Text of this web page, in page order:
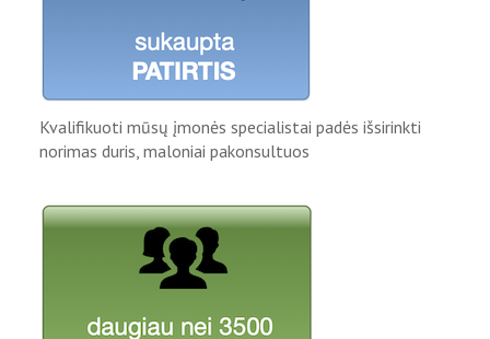
Kvalifikuoti mūsų įmonės specialistai padės išsirinkti
norimas duris, maloniai pakonsultuos